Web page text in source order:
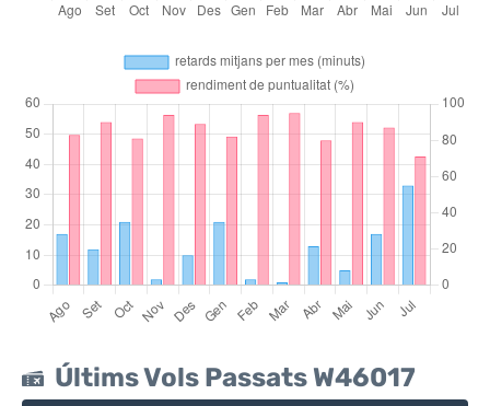
Últims Vols Passats W46017